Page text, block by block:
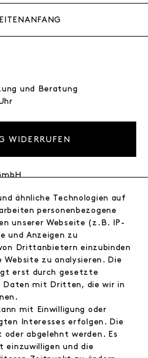
und Beratung
WIDERRUFEN
ähnliche Technologien auf
personenbezogene
unserer Webseite (z.B. IP-
und Anzeigen zu
Drittanbietern einzubinden
zu analysieren. Die
erst durch gesetzte
Daten mit Dritten, die wir in
mit Einwilligung oder
Interesses erfolgen. Die
abgelehnt werden. Es
einzuwilligen und die